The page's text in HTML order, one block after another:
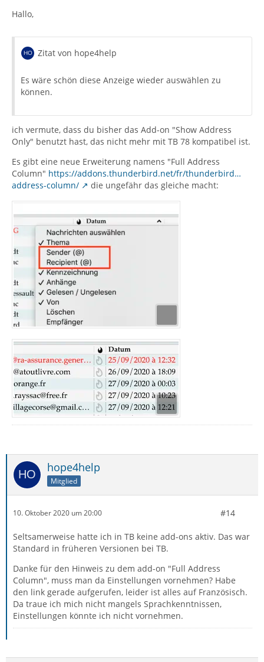
Hallo,
Zitat von hope4help
Es wäre schön diese Anzeige wieder auswählen zu
können.
ich vermute, dass du bisher das Add-on "Show Address
Only" benutzt hast, das nicht mehr mit TB 78 kompatibel ist.
Es gibt eine neue Erweiterung namens "Full Address
Column" https://addons.thunderbird.net/fr/thunderbird…
address-column/
die ungefähr das gleiche macht:
hope4help
Mitglied
10. Oktober 2020 um 20:00 #14
Seltsamerweise hatte ich in TB keine add-ons aktiv. Das war
Standard in früheren Versionen bei TB.
Danke für den Hinweis zu dem add-on "Full Address
Column", muss man da Einstellungen vornehmen? Habe
den link gerade aufgerufen, leider ist alles auf Französisch.
Da traue ich mich nicht mangels Sprachkenntnissen,
Einstellungen könnte ich nicht vornehmen.